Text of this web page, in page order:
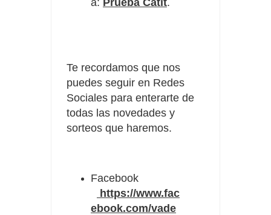
Te recordamos que nos
puedes seguir en Redes
Sociales para enterarte de
todas las novedades y
sorteos que haremos.
Facebook
https://www.fac
ebook.com/vade